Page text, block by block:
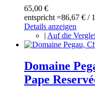
65,00 €
entspricht =86,67 € /
Details anzeigen
| Auf die
Domaine
Pape